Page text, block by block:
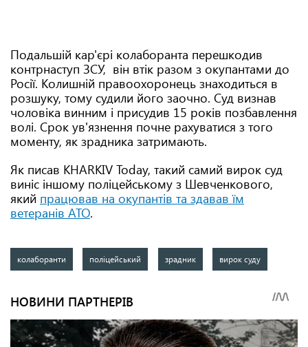
Подальшій кар'єрі колаборанта перешкодив
контрнаступ ЗСУ, він втік разом з окупантами до
Росії. Колишній правоохоронець знаходиться в
розшуку, тому судили його заочно. Суд визнав
чоловіка винним і присудив 15 років позбавлення
волі. Срок ув'язнення почне рахуватися з того
моменту, як зрадника затримають.
Як писав KHARKIV Today, такий самий вирок суд
виніс іншому поліцейському з Шевченкового,
який працював на окупантів та здавав їм
ветеранів АТО.
колаборанти поліцейський зрадник вирок суду